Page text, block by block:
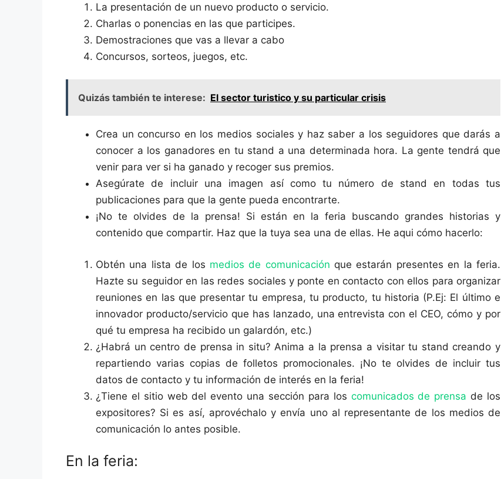
La presentación de un nuevo producto o servicio.
Charlas o ponencias en las que participes.
Demostraciones que vas a llevar a cabo
Concursos, sorteos, juegos, etc.
Quizás también te interese: El sector turistico y su particular crisis
Crea un concurso en los medios sociales y haz saber a los seguidores que darás a
conocer a los ganadores en tu stand a una determinada hora. La gente tendrá que
venir para ver si ha ganado y recoger sus premios.
Asegúrate de incluir una imagen así como tu número de stand en todas tus
publicaciones para que la gente pueda encontrarte.
¡No te olvides de la prensa! Si están en la feria buscando grandes historias y
contenido que compartir. Haz que la tuya sea una de ellas. He aqui cómo hacerlo:
Obtén una lista de los medios de comunicación que estarán presentes en la feria.
Hazte su seguidor en las redes sociales y ponte en contacto con ellos para organizar
reuniones en las que presentar tu empresa, tu producto, tu historia (P.Ej: El último e
innovador producto/servicio que has lanzado, una entrevista con el CEO, cómo y por
qué tu empresa ha recibido un galardón, etc.)
¿Habrá un centro de prensa in situ? Anima a la prensa a visitar tu stand creando y
repartiendo varias copias de folletos promocionales. ¡No te olvides de incluir tus
datos de contacto y tu información de interés en la feria!
¿Tiene el sitio web del evento una sección para los comunicados de prensa de los
expositores? Si es así, aprovéchalo y envía uno al representante de los medios de
comunicación lo antes posible.
En la feria: